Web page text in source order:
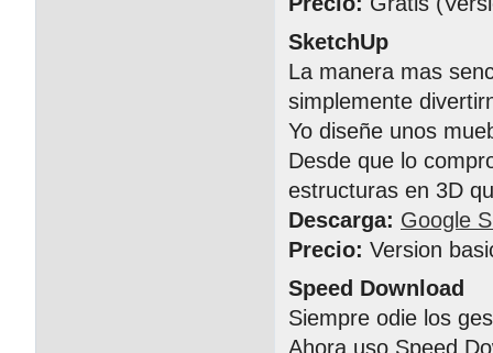
SketchUp
La manera mas
simplemente
Yo diseñe unos
Desde que lo
estructuras en 3D
Descarga: Google
Precio: Version
Speed Download
Siempre odie los
Ahora uso Speed